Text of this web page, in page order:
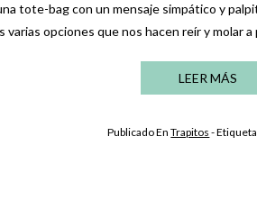
tote-bag con un mensaje simpático y
opciones que nos hacen reír y molar a
LEER MÁS
Publicado EnTrapitos -